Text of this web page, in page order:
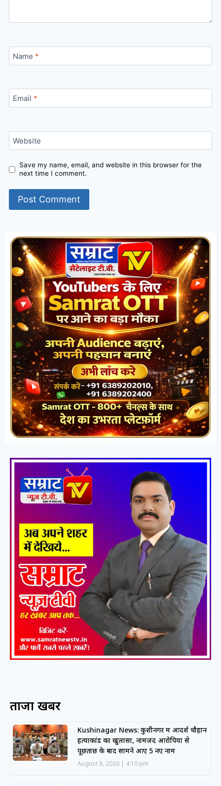
Name *
Email *
Website
Save my name, email, and website in this browser for the
next time I comment.
ताजा खबरें
Kushinagar News: कुशीनगर में आदर्श चौहान
हत्याकांड का खुलासा, नामजद आरोपियों से
पूछताछ के बाद सामने आए 5 नए नाम
August 8, 2026 4:10 pm